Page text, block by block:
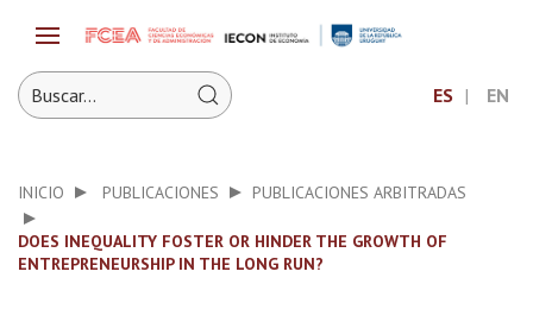
ES EN
INICIO PUBLICACIONES PUBLICACIONES ARBITRADAS
DOES INEQUALITY FOSTER OR HINDER THE GROWTH OF
ENTREPRENEURSHIP IN THE LONG RUN?